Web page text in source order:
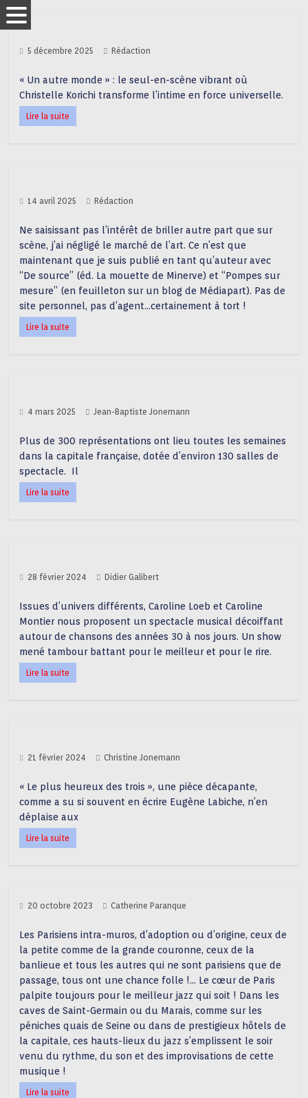
5 décembre 2025 Rédaction
« Un autre monde » : le seul-en-scène vibrant où
Christelle Korichi transforme l’intime en force universelle.
Lire la suite
14 avril 2025 Rédaction
Ne saisissant pas l’intérêt de briller autre part que sur
scène, j’ai négligé le marché de l’art. Ce n’est que
maintenant que je suis publié en tant qu’auteur avec
“De source” (éd. La mouette de Minerve) et “Pompes sur
mesure” (en feuilleton sur un blog de Médiapart). Pas de
site personnel, pas d’agent…certainement à tort !
Lire la suite
4 mars 2025 Jean-Baptiste Jonemann
Plus de 300 représentations ont lieu toutes les semaines
dans la capitale française, dotée d’environ 130 salles de
spectacle. Il
Lire la suite
28 février 2024 Didier Galibert
Issues d’univers différents, Caroline Loeb et Caroline
Montier nous proposent un spectacle musical décoiffant
autour de chansons des années 30 à nos jours. Un show
mené tambour battant pour le meilleur et pour le rire.
Lire la suite
21 février 2024 Christine Jonemann
« Le plus heureux des trois », une pièce décapante,
comme a su si souvent en écrire Eugène Labiche, n’en
déplaise aux
Lire la suite
20 octobre 2023 Catherine Paranque
Les Parisiens intra-muros, d’adoption ou d’origine, ceux de
la petite comme de la grande couronne, ceux de la
banlieue et tous les autres qui ne sont parisiens que de
passage, tous ont une chance folle !… Le cœur de Paris
palpite toujours pour le meilleur jazz qui soit ! Dans les
caves de Saint-Germain ou du Marais, comme sur les
péniches quais de Seine ou dans de prestigieux hôtels de
la capitale, ces hauts-lieux du jazz s’emplissent le soir
venu du rythme, du son et des improvisations de cette
musique !
Lire la suite